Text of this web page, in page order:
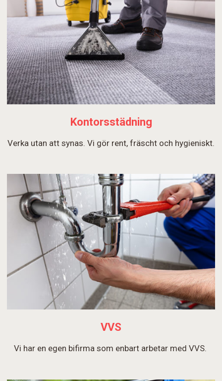
Kontorsstädning
Verka utan att synas. Vi gör rent, fräscht och hygieniskt.
VVS
Vi har en egen bifirma som enbart arbetar med VVS.